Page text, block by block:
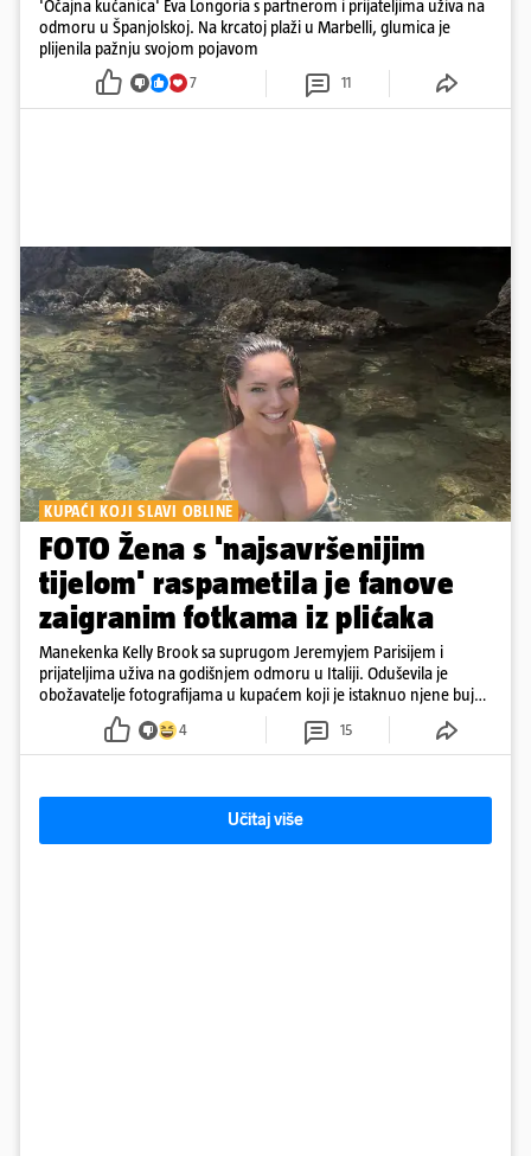
'Očajna kućanica' Eva Longoria s partnerom i prijateljima uživa na
odmoru u Španjolskoj. Na krcatoj plaži u Marbelli, glumica je
plijenila pažnju svojom pojavom
7 11
KUPAĆI KOJI SLAVI OBLINE
FOTO Žena s 'najsavršenijim
tijelom' raspametila je fanove
zaigranim fotkama iz plićaka
Manekenka Kelly Brook sa suprugom Jeremyjem Parisijem i
prijateljima uživa na godišnjem odmoru u Italiji. Oduševila je
obožavatelje fotografijama u kupaćem koji je istaknuo njene bujne
4 15
Učitaj više